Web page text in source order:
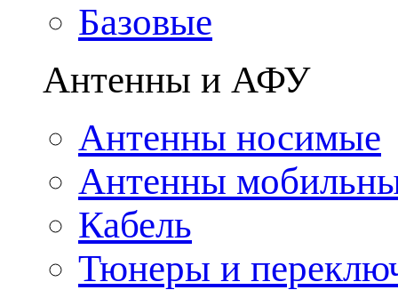
Базовые
Антенны и АФУ
Антенны носимые
Антенны
Кабель
Тюнеры и